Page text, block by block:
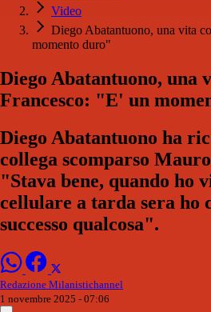
Video
Diego Abatantuono, una vita
momento duro"
Diego Abatantuono, una
Francesco: "E' un
Diego Abatantuono ha
collega scomparso
"Stava bene, quando ho
cellulare a tarda sera ho
successo qualcosa".
Redazione Milanistichannel
1 novembre 2025 - 07:06